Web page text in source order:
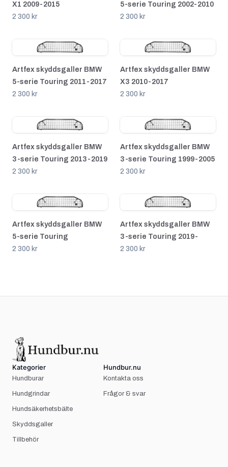
X1 2009-2015
2 300 kr
5-serie Touring 2002-2010
2 300 kr
Artfex skyddsgaller BMW
5-serie Touring 2011-2017
2 300 kr
Artfex skyddsgaller BMW
X3 2010-2017
2 300 kr
Artfex skyddsgaller BMW
3-serie Touring 2013-2019
2 300 kr
Artfex skyddsgaller BMW
3-serie Touring 1999-2005
2 300 kr
Artfex skyddsgaller BMW
5-serie Touring
2 300 kr
Artfex skyddsgaller BMW
3-serie Touring 2019-
2 300 kr
Kategorier
Hundburar
Hundgrindar
Hundsäkerhetsbälte
Skyddsgaller
Tillbehör
Hundbur.nu
Kontakta oss
Frågor & svar